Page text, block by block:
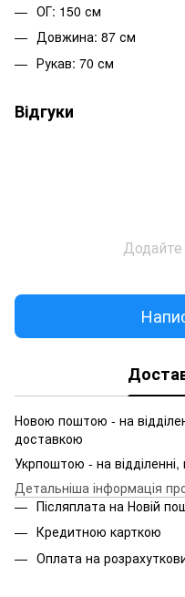
ОГ: 150 см
Довжина: 87 см
Рукав: 70 см
Відгуки
Новою поштою - на
доставкою
Укрпоштою - на
Детальніша інформація
Післяплата на Новій
Кредитною карткою
Оплата на